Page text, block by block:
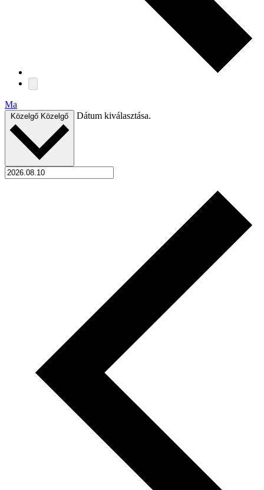
Ma
Közelgő Közelgő Dátum kiválasztása.